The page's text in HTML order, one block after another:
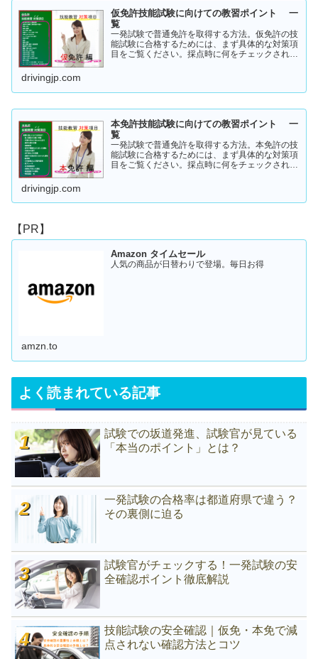
仮免許技能試験に向けての教習ポイント 一
覧
一発試験で普通免許を取得する方法。仮免許の技
能試験に合格するためには、まず具体的な対策項
目をご覧ください。採点時に何をチェックされる
drivingjp.com
本免許技能試験に向けての教習ポイント 一
覧
一発試験で普通免許を取得する方法。本免許の技
能試験に合格するためには、まず具体的な対策項
目をご覧ください。採点時に何をチェックされる
drivingjp.com
【PR】
Amazon タイムセール
人気の商品が日替わりで登場。毎日お得
amzn.to
よく読まれている記事
試験での坂道発進、試験官が見ている
「本当のポイント」とは？
一発試験の合格率は都道府県で違う？
その裏側に迫る
試験官がチェックする！一発試験の安
全確認ポイント徹底解説
技能試験の安全確認｜仮免・本免で減
点されない確認方法とコツ